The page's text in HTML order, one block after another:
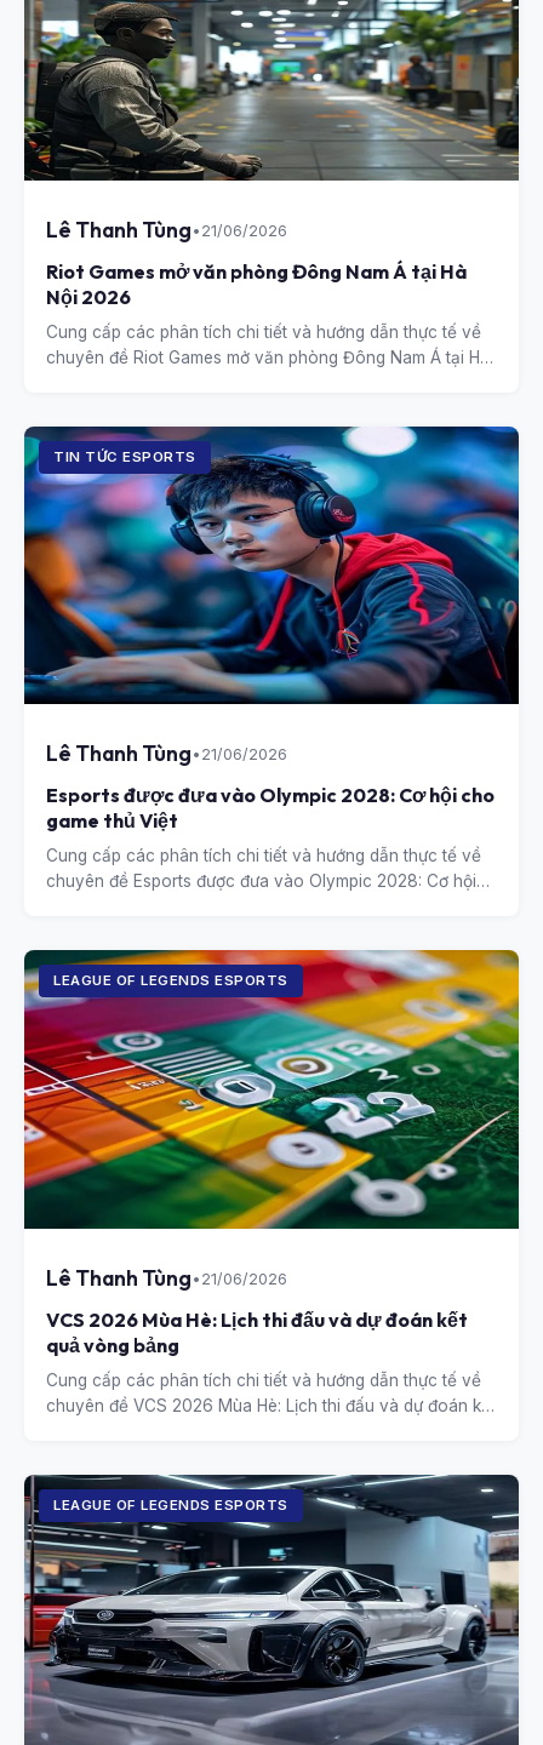
Lê Thanh Tùng • 21/06/2026
Riot Games mở văn phòng Đông Nam Á tại Hà
Nội 2026
Cung cấp các phân tích chi tiết và hướng dẫn thực tế về
chuyên đề Riot Games mở văn phòng Đông Nam Á tại Hà
TIN TỨC ESPORTS
Lê Thanh Tùng • 21/06/2026
Esports được đưa vào Olympic 2028: Cơ hội cho
game thủ Việt
Cung cấp các phân tích chi tiết và hướng dẫn thực tế về
chuyên đề Esports được đưa vào Olympic 2028: Cơ hội
LEAGUE OF LEGENDS ESPORTS
Lê Thanh Tùng • 21/06/2026
VCS 2026 Mùa Hè: Lịch thi đấu và dự đoán kết
quả vòng bảng
Cung cấp các phân tích chi tiết và hướng dẫn thực tế về
chuyên đề VCS 2026 Mùa Hè: Lịch thi đấu và dự đoán kết
LEAGUE OF LEGENDS ESPORTS